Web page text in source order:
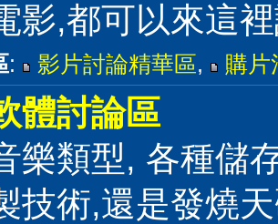
影,都可以來這
: 影片討論精華區, 購片
體討論區
樂類型, 各種儲
技術,還是發燒